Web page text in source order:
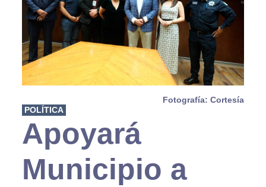
Fotografía: Cortesía
POLÍTICA
Apoyará
Municipio a